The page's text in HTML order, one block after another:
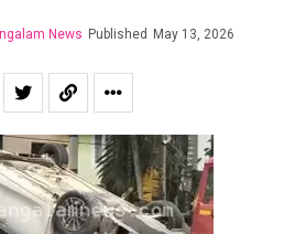
News Published May 13, 2026